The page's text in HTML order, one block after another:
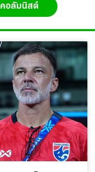
คอลัมนิสต์